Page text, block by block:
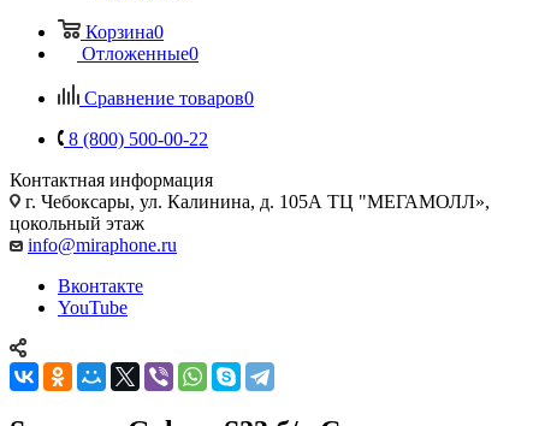
Корзина0
Отложенные0
Сравнение товаров0
8 (800) 500-00-22
Контактная информация
г. Чебоксары, ул. Калинина, д. 105А ТЦ "МЕГАМОЛЛ»,
цокольный этаж
info@miraphone.ru
Вконтакте
YouTube